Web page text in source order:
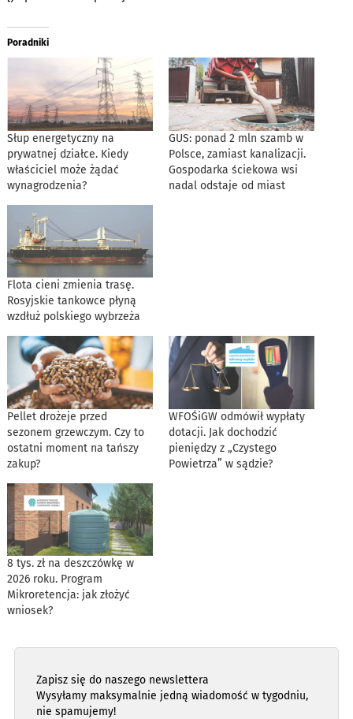
Poradniki
Słup energetyczny na
prywatnej działce. Kiedy
właściciel może żądać
wynagrodzenia?
GUS: ponad 2 mln szamb w
Polsce, zamiast kanalizacji.
Gospodarka ściekowa wsi
nadal odstaje od miast
Flota cieni zmienia trasę.
Rosyjskie tankowce płyną
wzdłuż polskiego wybrzeża
Pellet drożeje przed
sezonem grzewczym. Czy to
ostatni moment na tańszy
zakup?
WFOŚiGW odmówił wypłaty
dotacji. Jak dochodzić
pieniędzy z „Czystego
Powietrza” w sądzie?
8 tys. zł na deszczówkę w
2026 roku. Program
Mikroretencja: jak złożyć
wniosek?
Zapisz się do naszego newslettera
Wysyłamy maksymalnie jedną wiadomość w tygodniu,
nie spamujemy!